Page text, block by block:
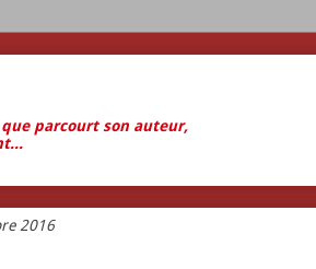
que parcourt son auteur,
2016